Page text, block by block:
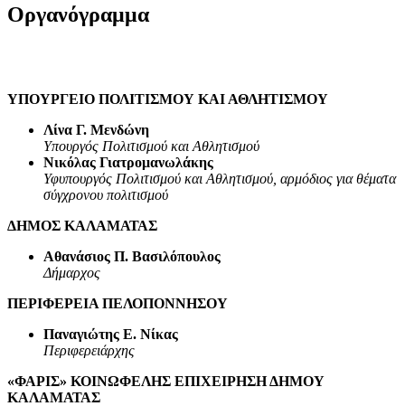
Οργανόγραμμα
ΥΠΟΥΡΓΕΙΟ ΠΟΛΙΤΙΣΜΟΥ ΚΑΙ ΑΘΛΗΤΙΣΜΟΥ
Λίνα Γ. Μενδώνη
Υπουργός Πολιτισμού και Αθλητισμού
Νικόλας Γιατρομανωλάκης
Υφυπουργός Πολιτισμού και Αθλητισμού, αρμόδιος για θέματα
σύγχρονου πολιτισμού
ΔΗΜΟΣ ΚΑΛΑΜΑΤΑΣ
Αθανάσιος Π. Βασιλόπουλος
Δήμαρχος
ΠΕΡΙΦΕΡΕΙΑ ΠΕΛΟΠΟΝΝΗΣΟΥ
Παναγιώτης Ε. Νίκας
Περιφερειάρχης
«ΦΑΡΙΣ» ΚΟΙΝΩΦΕΛΗΣ ΕΠΙΧΕΙΡΗΣΗ ΔΗΜΟΥ
ΚΑΛΑΜΑΤΑΣ